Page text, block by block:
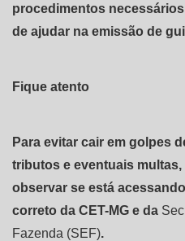
procedimentos
de ajudar na emissão de
Fique atento
Para evitar cair em golpes
tributos e eventuais
observar se está
correto da CET-MG e da
Fazenda (SEF).